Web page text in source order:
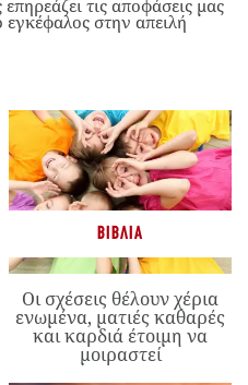
τις αποφάσεις μας
στην απειλή
ΒΙΒΛΊΑ
Οι σχέσεις θέλουν χέρια
ενωμένα, ματιές καθαρές
και καρδιά έτοιμη να
μοιραστεί